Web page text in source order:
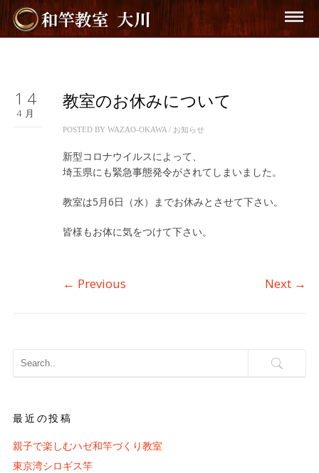
14
4月
教室のお休みについて
POSTED BY WAZAO-OKAWA/ お知らせ
新型コロナウイルスによって、
埼玉県にも緊急事態発令がされてしまいました。
教室は5月6日（水）までお休みとさせて下さい。
皆様もお体に気をつけて下さい。
← Previous Next →
最近の投稿
親子で楽しむハゼ和竿づくり教室
東京湾シロギス竿